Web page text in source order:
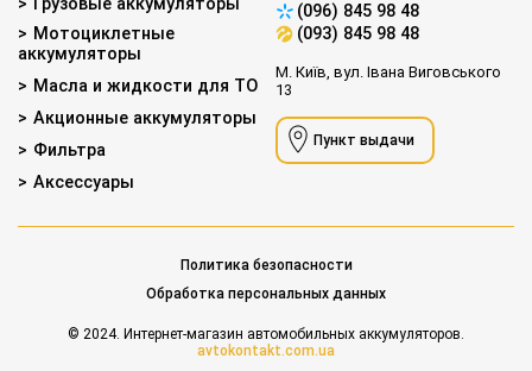
Мотоциклетные
аккумуляторы
Масла и жидкости для ТО
Акционные аккумуляторы
Фильтра
Аксессуары
(096) 845 98 48
(093) 845 98 48
М. Київ, вул. Івана Виговського
13
Пункт выдачи
Политика безопасности
Обработка персональных данных
© 2024. Интернет-магазин автомобильных аккумуляторов.
avtokontakt.com.ua